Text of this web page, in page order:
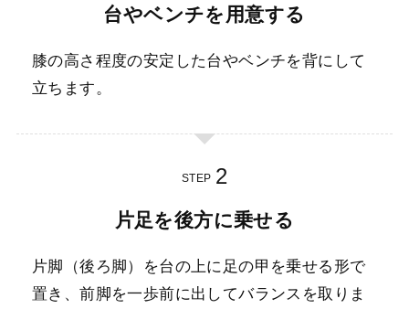
台やベンチを用意する
膝の高さ程度の安定した台やベンチを背にして
立ちます。
STEP
片足を後方に乗せる
片脚（後ろ脚）を台の上に足の甲を乗せる形で
置き、前脚を一歩前に出してバランスを取りま